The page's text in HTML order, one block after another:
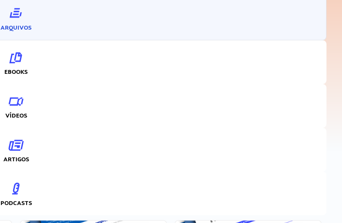
ARQUIVOS
EBOOKS
VÍDEOS
ARTIGOS
PODCASTS